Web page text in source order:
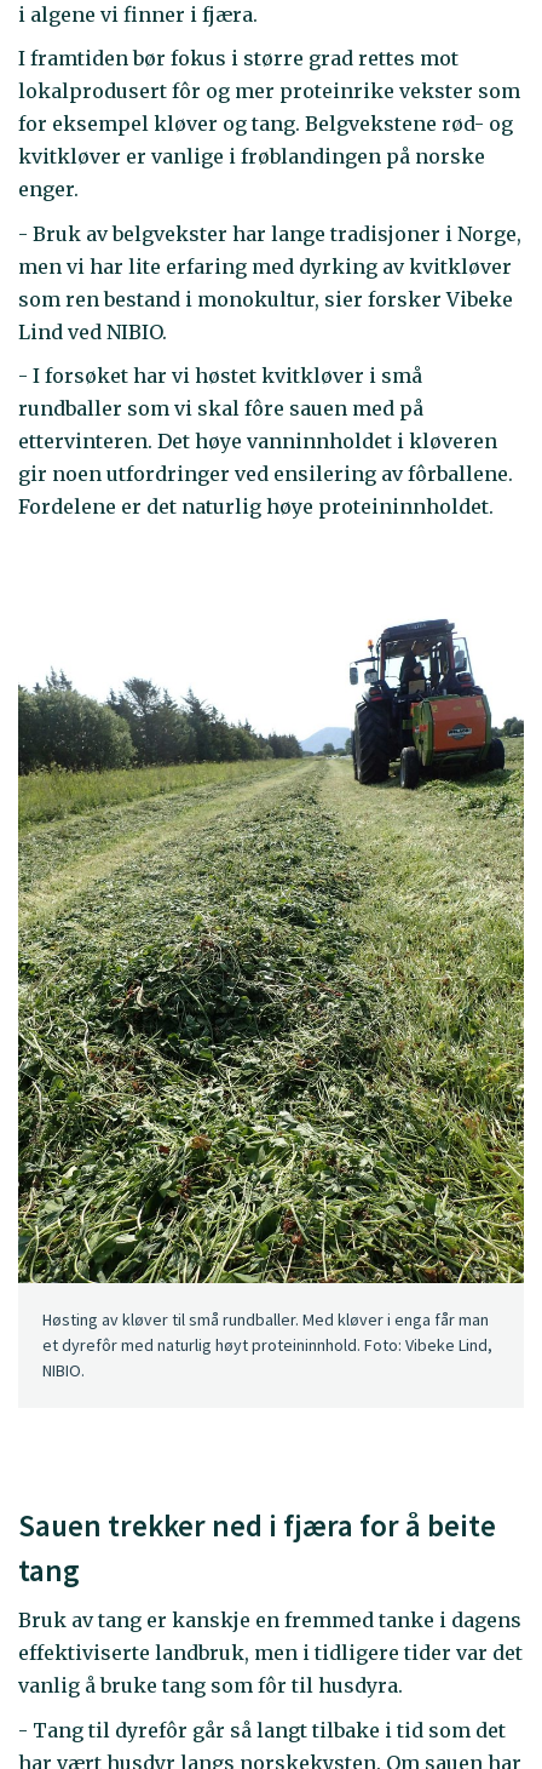
i algene vi finner i fjæra.
I framtiden bør fokus i større grad rettes mot
lokalprodusert fôr og mer proteinrike vekster som
for eksempel kløver og tang. Belgvekstene rød- og
kvitkløver er vanlige i frøblandingen på norske
enger.
- Bruk av belgvekster har lange tradisjoner i Norge,
men vi har lite erfaring med dyrking av kvitkløver
som ren bestand i monokultur, sier forsker Vibeke
Lind ved NIBIO.
- I forsøket har vi høstet kvitkløver i små
rundballer som vi skal fôre sauen med på
ettervinteren. Det høye vanninnholdet i kløveren
gir noen utfordringer ved ensilering av fôrballene.
Fordelene er det naturlig høye proteininnholdet.
Høsting av kløver til små rundballer. Med kløver i enga får man
et dyrefôr med naturlig høyt proteininnhold. Foto: Vibeke Lind,
NIBIO.
Sauen trekker ned i fjæra for å beite
tang
Bruk av tang er kanskje en fremmed tanke i dagens
effektiviserte landbruk, men i tidligere tider var det
vanlig å bruke tang som fôr til husdyra.
- Tang til dyrefôr går så langt tilbake i tid som det
har vært husdyr langs norskekysten. Om sauen har